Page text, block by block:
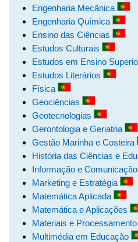
Engenharia Mecânica
Engenharia Química
Ensino das Ciências
Estudos Culturais
Estudos em Ensino
Estudos Literários
Física
Geociências
Geotecnologias
Gerontologia e Geriatria
Gestão Marinha e Costeira
História das Ciências e
Informação e
Marketing e Estratégia
Matemática Aplicada
Matemática e Aplicações
Materiais e
Multimédia em Educação